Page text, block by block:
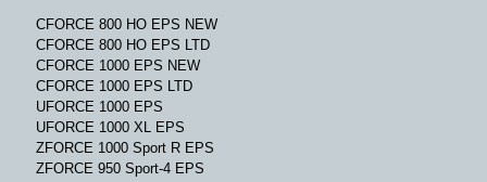
CFORCE 800 HO EPS NEW
CFORCE 800 HO EPS LTD
CFORCE 1000 EPS NEW
CFORCE 1000 EPS LTD
UFORCE 1000 EPS
UFORCE 1000 XL EPS
ZFORCE 1000 Sport R EPS
ZFORCE 950 Sport-4 EPS